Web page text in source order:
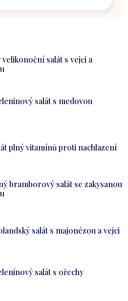
salát s vejci a
salát s medovou
plný vitamínů proti nachlazení
bramborový salát se zakysanou
salát s majonézou a vejci
salát s ořechy